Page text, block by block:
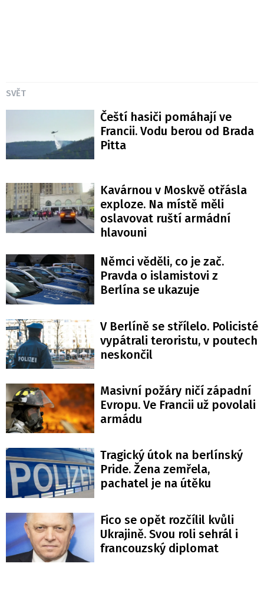
SVĚT
Čeští hasiči pomáhají ve
Francii. Vodu berou od Brada
Pitta
Kavárnou v Moskvě otřásla
exploze. Na místě měli
oslavovat ruští armádní
hlavouni
Němci věděli, co je zač.
Pravda o islamistovi z
Berlína se ukazuje
V Berlíně se střílelo. Policisté
vypátrali teroristu, v poutech
neskončil
Masivní požáry ničí západní
Evropu. Ve Francii už povolali
armádu
Tragický útok na berlínský
Pride. Žena zemřela,
pachatel je na útěku
Fico se opět rozčílil kvůli
Ukrajině. Svou roli sehrál i
francouzský diplomat